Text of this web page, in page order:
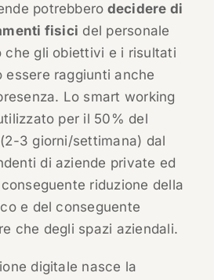
potrebbero decidere di
fisici del personale
che gli obiettivi e i risultati
essere raggiunti anche
Lo smart working
per il 50% del
3 giorni/settimana) dal
di aziende private ed
riduzione della
e del conseguente
che degli spazi aziendali.
digitale nasce la